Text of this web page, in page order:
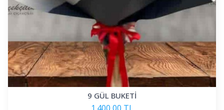
9 GÜL BUKETİ